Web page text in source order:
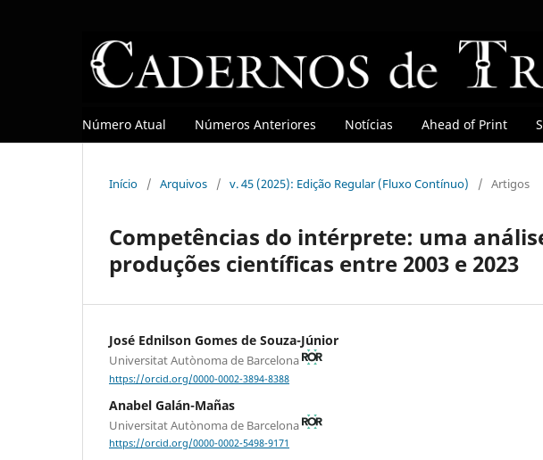
Número Atual Números Anteriores Notícias Ahead of Print
Início / Arquivos / v. 45 (2025): Edição Regular (Fluxo Contínuo) / Artigos
Competências do intérprete: uma
produções científicas entre 2003 e 2023
José Ednilson Gomes de Souza-Júnior
Universitat Autònoma de Barcelona
https://orcid.org/0000-0002-3894-8388
Anabel Galán-Mañas
Universitat Autònoma de Barcelona
https://orcid.org/0000-0002-5498-9171